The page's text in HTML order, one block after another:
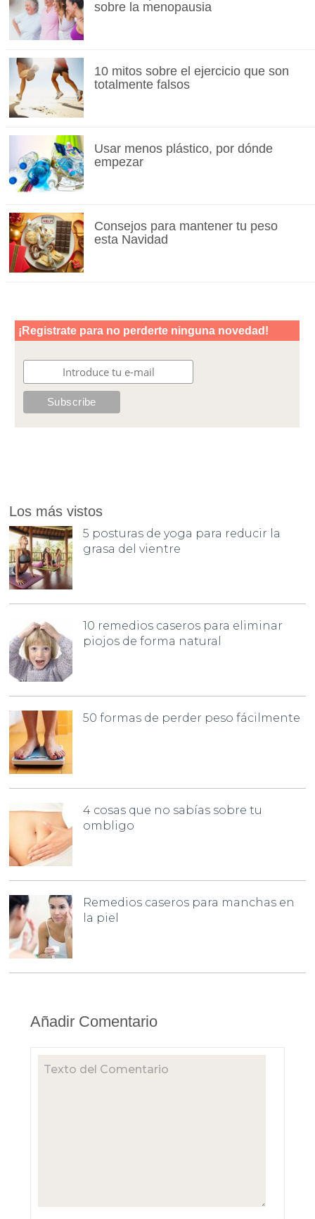
sobre la menopausia
10 mitos sobre el ejercicio que son
totalmente falsos
Usar menos plástico, por dónde
empezar
Consejos para mantener tu peso
esta Navidad
Los más vistos
5 posturas de yoga para reducir la
grasa del vientre
10 remedios caseros para eliminar
piojos de forma natural
50 formas de perder peso fácilmente
4 cosas que no sabías sobre tu
ombligo
Remedios caseros para manchas en
la piel
Añadir Comentario